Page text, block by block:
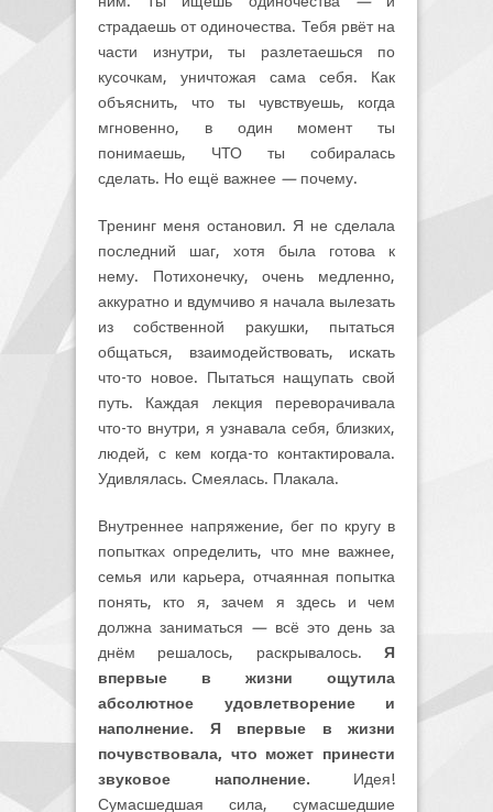
страдаешь от одиночества. Тебя рвёт на
части изнутри, ты разлетаешься по
кусочкам, уничтожая сама себя. Как
объяснить, что ты чувствуешь, когда
мгновенно, в один момент ты
понимаешь, ЧТО ты собиралась
сделать. Но ещё важнее —почему.
Тренинг меня остановил. Я не сделала
последний шаг, хотя была готова к
нему. Потихонечку, очень медленно,
аккуратно и вдумчиво я начала вылезать
из собственной ракушки, пытаться
общаться, взаимодействовать, искать
что-то новое. Пытаться нащупать свой
путь. Каждая лекция переворачивала
что-то внутри, я узнавала себя, близких,
людей, с кем когда-то контактировала.
Удивлялась. Смеялась. Плакала.
Внутреннее напряжение, бег по кругу в
попытках определить, что мне важнее,
семья или карьера, отчаянная попытка
понять, кто я, зачем я здесь и чем
должна заниматься —всё это день за
днём решалось, раскрывалось. Я
впервые в жизни ощутила
абсолютное удовлетворение и
наполнение. Я впервые в жизни
почувствовала, что может принести
звуковое наполнение. Идея!
Сумасшедшая сила, сумасшедшие